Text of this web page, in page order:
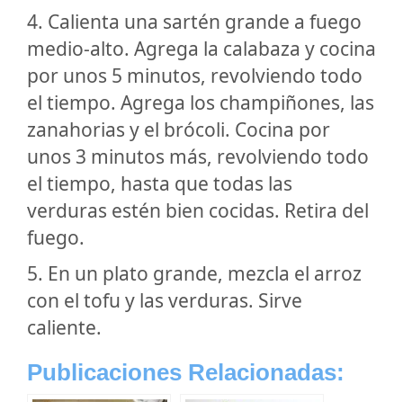
4. Calienta una sartén grande a fuego
medio-alto. Agrega la calabaza y cocina
por unos 5 minutos, revolviendo todo
el tiempo. Agrega los champiñones, las
zanahorias y el brócoli. Cocina por
unos 3 minutos más, revolviendo todo
el tiempo, hasta que todas las
verduras estén bien cocidas. Retira del
fuego.
5. En un plato grande, mezcla el arroz
con el tofu y las verduras. Sirve
caliente.
Publicaciones Relacionadas: